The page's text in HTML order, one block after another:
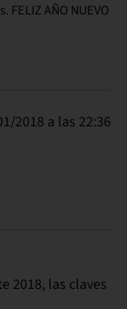
AÑO NUEVO
2018 a las 22:36
2018, las claves